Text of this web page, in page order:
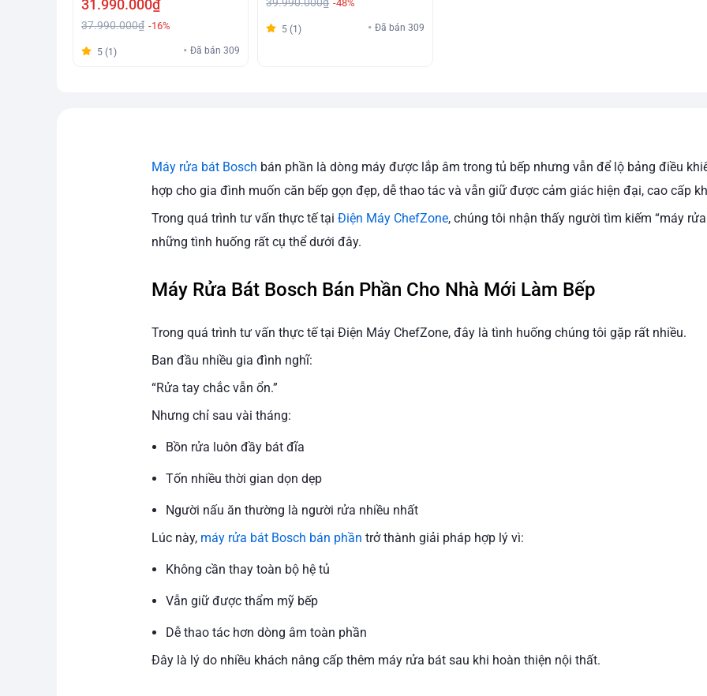
31.990.000₫
37.990.000₫ -16%
5 (1) Đã bán 309
39.990.000₫ -48%
5 (1) Đã bán 309
Máy rửa bát Bosch bán phần là dòng máy được lắp âm trong tủ bếp nhưng vẫn để lộ bảng điều
hợp cho gia đình muốn căn bếp gọn đẹp, dễ thao tác và vẫn giữ được cảm giác hiện đại, cao cấp
Trong quá trình tư vấn thực tế tại Điện Máy ChefZone, chúng tôi nhận thấy người tìm kiếm “máy
những tình huống rất cụ thể dưới đây.
Máy Rửa Bát Bosch Bán Phần Cho Nhà Mới Làm Bếp
Trong quá trình tư vấn thực tế tại Điện Máy ChefZone, đây là tình huống chúng tôi gặp rất nhiều.
Ban đầu nhiều gia đình nghĩ:
“Rửa tay chắc vẫn ổn.”
Nhưng chỉ sau vài tháng:
Bồn rửa luôn đầy bát đĩa
Tốn nhiều thời gian dọn dẹp
Người nấu ăn thường là người rửa nhiều nhất
Lúc này, máy rửa bát Bosch bán phần trở thành giải pháp hợp lý vì:
Không cần thay toàn bộ hệ tủ
Vẫn giữ được thẩm mỹ bếp
Dễ thao tác hơn dòng âm toàn phần
Đây là lý do nhiều khách nâng cấp thêm máy rửa bát sau khi hoàn thiện nội thất.